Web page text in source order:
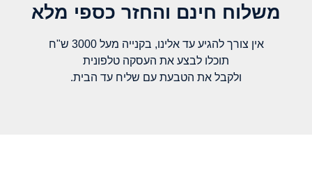
משלוח חינם והחזר כספי מלא​
אין צורך להגיע עד אלינו, בקנייה מעל 3000 ש"ח
תוכלו לבצע את העסקה טלפונית
ולקבל את הטבעת עם שליח עד הבית.